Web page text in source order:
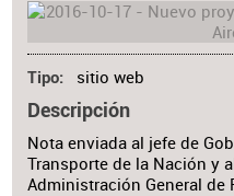
Tipo sitio web
Descripción
Nota enviada al jefe de
Transporte de la Nación y
Administración General